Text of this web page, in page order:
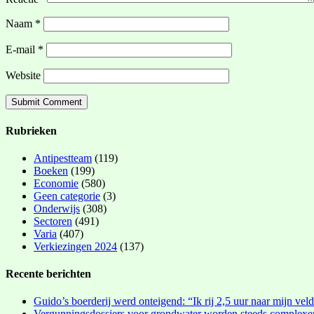
Naam *
E-mail *
Website
Rubrieken
Antipestteam (119)
Boeken (199)
Economie (580)
Geen categorie (3)
Onderwijs (308)
Sectoren (491)
Varia (407)
Verkiezingen 2024 (137)
Recente berichten
Guido’s boerderij werd onteigend: “Ik rij 2,5 uur naar mijn